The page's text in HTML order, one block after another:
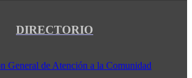
DIRECTORIO